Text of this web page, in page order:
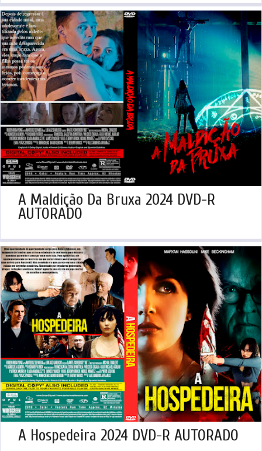
A Maldição Da Bruxa 2024 DVD-R
AUTORADO
A Hospedeira 2024 DVD-R AUTORADO